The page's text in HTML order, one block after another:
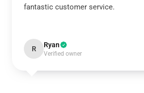
fantastic customer service.
R Ryan
Verified owner